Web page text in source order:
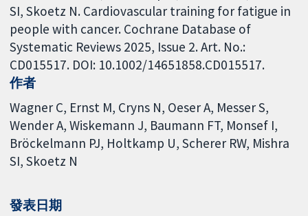
SI, Skoetz N. Cardiovascular training for fatigue in
people with cancer. Cochrane Database of
Systematic Reviews 2025, Issue 2. Art. No.:
CD015517. DOI: 10.1002/14651858.CD015517.
作者
Wagner C Ernst M Cryns N Oeser A Messer S
Wender A Wiskemann J Baumann FT Monsef I
Bröckelmann PJ Holtkamp U Scherer RW Mishra
SI Skoetz N
發表日期